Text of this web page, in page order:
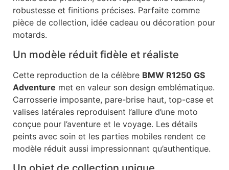
robustesse et finitions précises. Parfaite comme
pièce de collection, idée cadeau ou décoration pour
motards.
Un modèle réduit fidèle et réaliste
Cette reproduction de la célèbre BMW R1250 GS
Adventure met en valeur son design emblématique.
Carrosserie imposante, pare-brise haut, top-case et
valises latérales reproduisent l’allure d’une moto
conçue pour l’aventure et le voyage. Les détails
peints avec soin et les parties mobiles rendent ce
modèle réduit aussi impressionnant qu’authentique.